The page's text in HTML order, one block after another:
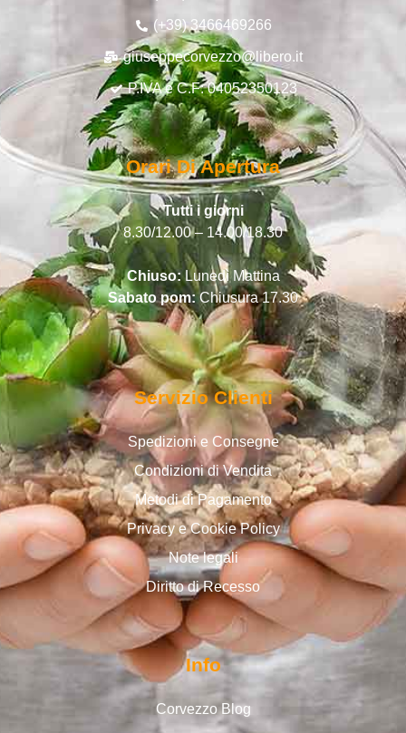
(+39) 3466469266
giuseppecorvezzo@libero.it
P.IVA e C.F: 04052350123
Orari Di Apertura
Tutti i giorni
8.30/12.00 – 14.00/18.30
Chiuso:Lunedì Mattina
Sabato pom:Chiusura 17.30
Servizio Clienti
Spedizioni e Consegne
Condizioni di Vendita
Metodi di Pagamento
Privacy e Cookie Policy
Note legali
Diritto di Recesso
Info
Corvezzo Blog